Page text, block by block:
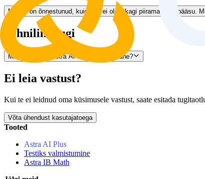
Makse on õnnestunud, kuid mul ei ole ikkagi piiramatut ligipääsu.
Tehniline tugi
Mida teha, kui Astra AI ei lae või ei avane?
Ei leia vastust?
Kui te ei leidnud oma küsimusele vastust, saate esitada
Võta ühendust kasutajatoega
Tooted
Astra AI Plus
Testiks valmistumine
Astra IB Math